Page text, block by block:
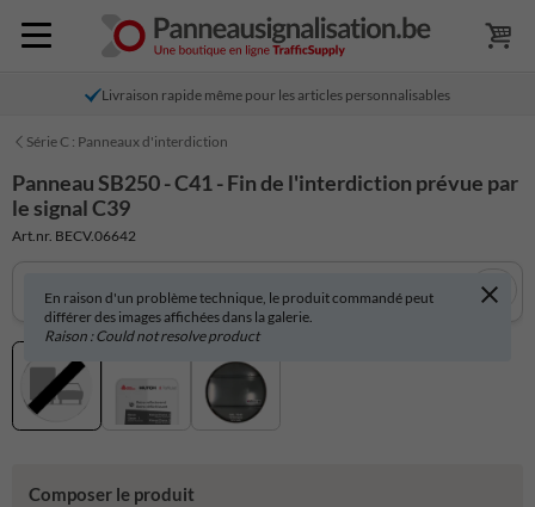
Livraison rapide même pour les articles personnalisables
Série C : Panneaux d'interdiction
Panneau SB250 - C41 - Fin de l'interdiction prévue par
le signal C39
Art.nr. BECV.06642
En raison d'un problème technique, le produit commandé peut
différer des images affichées dans la galerie.
Raison : Could not resolve product
Composer le produit